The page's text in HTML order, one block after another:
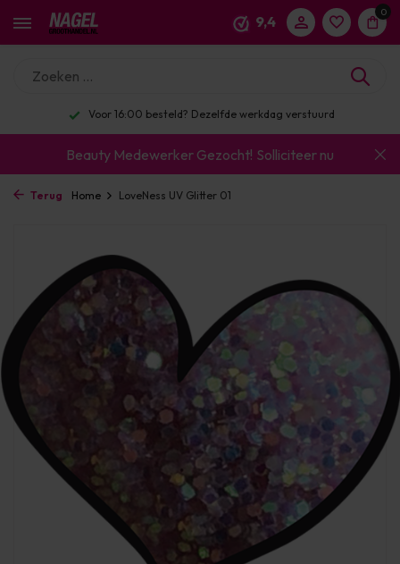
9,4
0
Voor 16:00 besteld? Dezelfde werkdag verstuurd
Beauty Medewerker Gezocht! Solliciteer nu
Terug Home LoveNess UV Glitter 01